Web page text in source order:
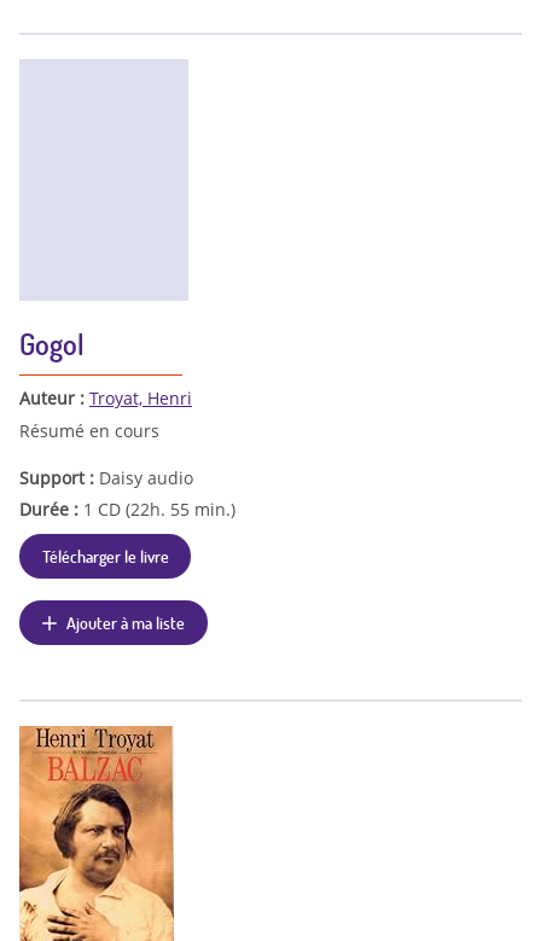
Gogol
Auteur : Troyat, Henri
Résumé en cours
Support : Daisy audio
Durée : 1 CD (22h. 55 min.)
Télécharger le livre
Ajouter à ma liste